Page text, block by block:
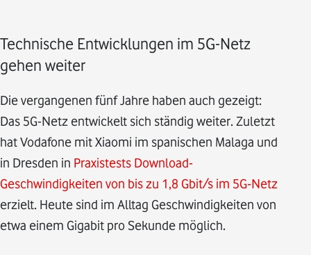
Technische Entwicklungen im 5G-Netz
gehen weiter
Die vergangenen fünf Jahre haben auch gezeigt:
Das 5G-Netz entwickelt sich ständig weiter. Zuletzt
hat Vodafone mit Xiaomi im spanischen Malaga und
in Dresden in Praxistests Download-
Geschwindigkeiten von bis zu 1,8 Gbit/s im 5G-Netz
erzielt. Heute sind im Alltag Geschwindigkeiten von
etwa einem Gigabit pro Sekunde möglich.